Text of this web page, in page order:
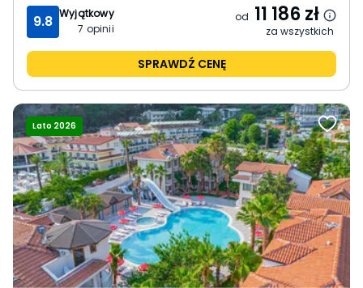
9.8 Wyjątkowy
7 opinii
od 11 186zł
za wszystkich
SPRAWDŹ CENĘ
Lato 2026